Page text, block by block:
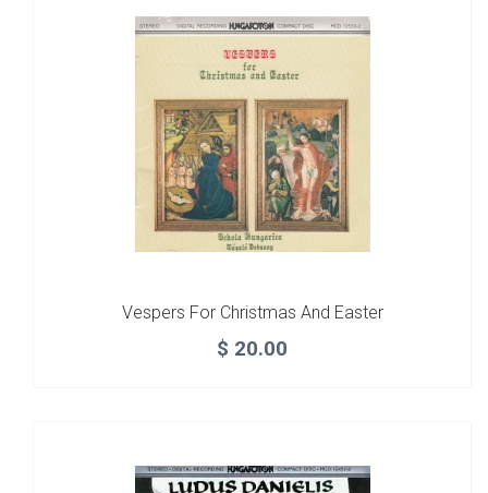
Vespers For Christmas And Easter
$ 20.00